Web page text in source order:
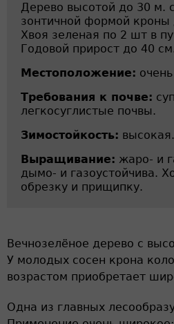
Дерево высотой до 30 м.
зонтичной формой
Хвоя зеленая по 2 шт в
Годовой прирост до 40
Местоположение:
Требования к почве:
легкосуглистые почвы.
Зимостойкость: высокая.
Выращивание: жаро- и
дымо- и газоустойчива.
обрезку и прищипку.
Вечнозелёное дерево с
У молодых сосен крона
возрастом приобретает
Одна из главных